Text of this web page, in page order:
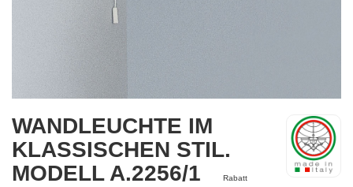
WANDLEUCHTE IM
KLASSISCHEN STIL.
MODELL A.2256/1
Rabatt